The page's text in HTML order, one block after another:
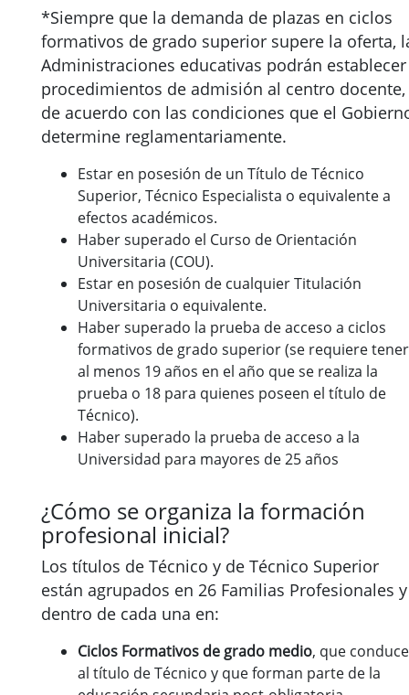
*Siempre que la demanda de plazas en ciclos
formativos de grado superior supere la oferta,
Administraciones educativas podrán establecer
procedimientos de admisión al centro docente,
de acuerdo con las condiciones que el
determine reglamentariamente.
Estar en posesión de un Título de Técnico
Superior, Técnico Especialista o equivalente a
efectos académicos.
Haber superado el Curso de Orientación
Universitaria (COU).
Estar en posesión de cualquier Titulación
Universitaria o equivalente.
Haber superado la prueba de acceso a ciclos
formativos de grado superior (se requiere tener
al menos 19 años en el año que se realiza la
prueba o 18 para quienes poseen el título de
Técnico).
Haber superado la prueba de acceso a la
Universidad para mayores de 25 años
¿Cómo se organiza la formación
profesional inicial?
Los títulos de Técnico y de Técnico Superior
están agrupados en 26 Familias Profesionales y
dentro de cada una en:
Ciclos Formativos de grado medio, que
al título de Técnico y que forman parte de la